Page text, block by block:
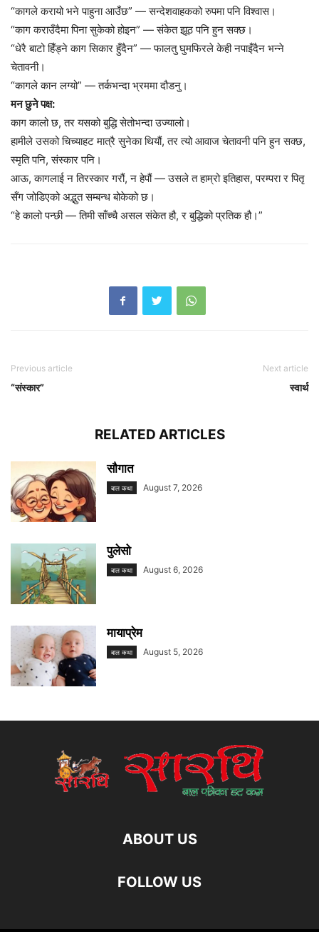
“कागले करायो भने पाहुना आउँछ” — सन्देशवाहकको रुपमा पनि विश्वास।
“काग कराउँदैमा पिना सुकेको होइन” — संकेत झूठ पनि हुन सक्छ।
“धेरै बाटो हिँड्ने काग सिकार हुँदैन” — फालतु घुमफिरले केही नपाइँदैन भन्ने
चेतावनी।
“कागले कान लग्यो” — तर्कभन्दा भ्रममा दौडनु।
मन छुने पक्ष:
काग कालो छ, तर यसको बुद्धि सेतोभन्दा उज्यालो।
हामीले उसको चिच्याहट मात्रै सुनेका थियौं, तर त्यो आवाज चेतावनी पनि हुन सक्छ,
स्मृति पनि, संस्कार पनि।
आऊ, कागलाई न तिरस्कार गरौं, न हेपौं — उसले त हाम्रो इतिहास, परम्परा र पितृ
सँग जोडिएको अद्भुत सम्बन्ध बोकेको छ।
“हे कालो पन्छी — तिमी साँच्चै असल संकेत हौ, र बुद्धिको प्रतिक हौ।”
Previous article
“संस्कार”
Next article
स्वार्थ
RELATED ARTICLES
सौगात
बाल कथा August 7, 2026
पुलेसो
बाल कथा August 6, 2026
मायाप्रेम
बाल कथा August 5, 2026
ABOUT US
FOLLOW US